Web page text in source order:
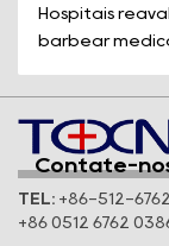
Hospitais
barbear
Contate-
TEL: +86-512-
+86 0512 6762